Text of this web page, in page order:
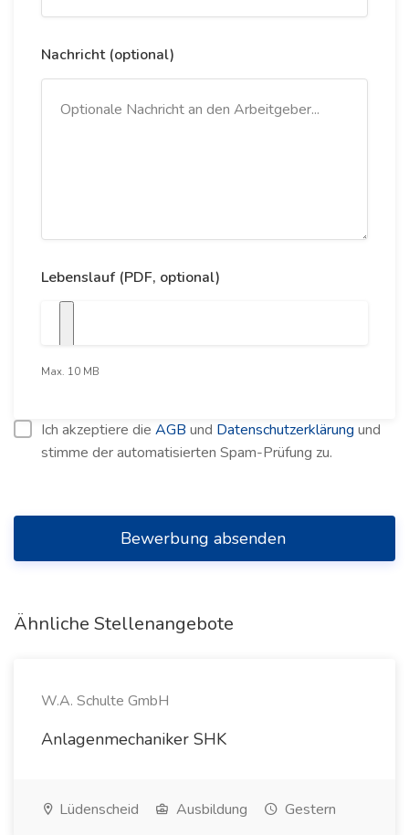
Nachricht (optional)
Lebenslauf (PDF, optional)
Max. 10 MB
Ich akzeptiere die AGB und Datenschutzerklärung und
stimme der automatisierten Spam-Prüfung zu.
Bewerbung absenden
Ähnliche Stellenangebote
W.A. Schulte GmbH
Anlagenmechaniker SHK
Lüdenscheid Ausbildung Gestern